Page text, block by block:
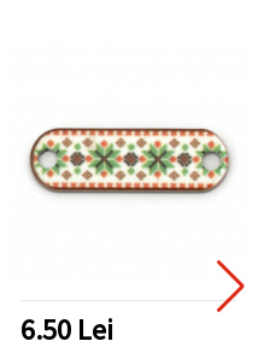
6.50 Lei